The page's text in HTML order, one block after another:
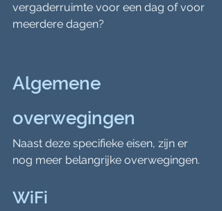
vergaderruimte voor een dag of voor
meerdere dagen?
Algemene
overwegingen
Naast deze specifieke eisen, zijn er
nog meer belangrijke overwegingen.
WiFi